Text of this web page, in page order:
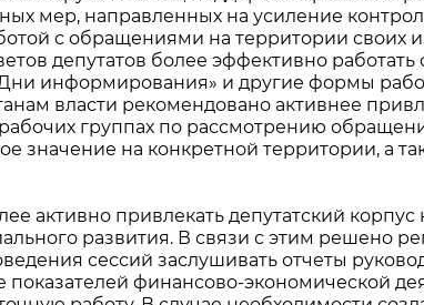
мер, направленных на усиление
с обращениями на территории своих
депутатов более эффективно работать
информирования» и другие формы
власти рекомендовано активнее
группах по рассмотрению
значение на конкретной территории, а
активно привлекать депутатский
развития. В связи с этим решено
сессий заслушивать отчеты
финансово-экономической